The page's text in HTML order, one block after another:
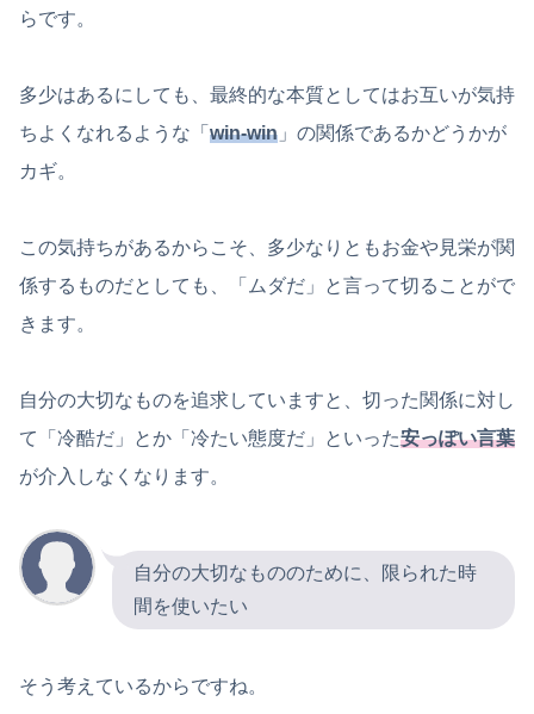
らです。
多少はあるにしても、最終的な本質としてはお互いが気持
ちよくなれるような「 win-win 」の関係であるかどうかが
カギ。
この気持ちがあるからこそ、多少なりともお金や見栄が関
係するものだとしても、「ムダだ」と言って切ることがで
きます。
自分の大切なものを追求していますと、切った関係に対し
て「冷酷だ」とか「冷たい態度だ」といった安っぽい言葉
が介入しなくなります。
自分の大切なもののために、限られた時
間を使いたい
そう考えているからですね。